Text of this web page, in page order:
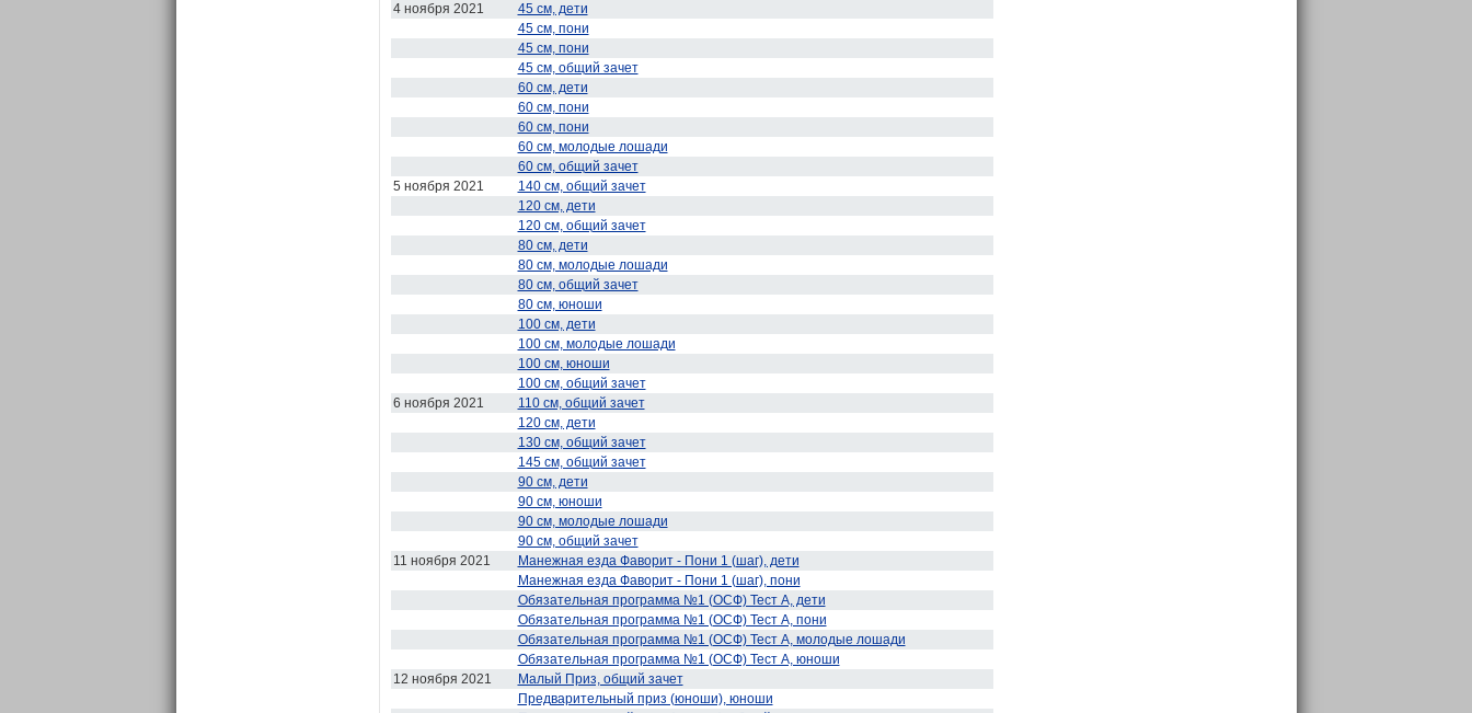
4 ноября 2021
45 см, дети
45 см, пони
45 см, пони
45 см, общий зачет
60 см, дети
60 см, пони
60 см, пони
60 см, молодые лошади
60 см, общий зачет
5 ноября 2021
140 см, общий зачет
120 см, дети
120 см, общий зачет
80 см, дети
80 см, молодые лошади
80 см, общий зачет
80 см, юноши
100 см, дети
100 см, молодые лошади
100 см, юноши
100 см, общий зачет
6 ноября 2021
110 см, общий зачет
120 см, дети
130 см, общий зачет
145 см, общий зачет
90 см, дети
90 см, юноши
90 см, молодые лошади
90 см, общий зачет
11 ноября 2021
Манежная езда Фаворит - Пони 1 (шаг), дети
Манежная езда Фаворит - Пони 1 (шаг), пони
Обязательная программа №1 (ОСФ) Тест А, дети
Обязательная программа №1 (ОСФ) Тест А, пони
Обязательная программа №1 (ОСФ) Тест А, молодые лошади
Обязательная программа №1 (ОСФ) Тест А, юноши
12 ноября 2021
Малый Приз, общий зачет
Предварительный приз (юноши), юноши